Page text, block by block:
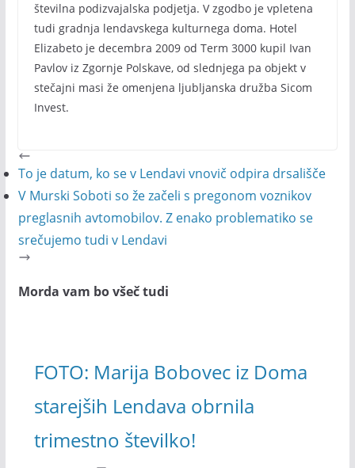
številna podizvajalska podjetja. V zgodbo je vpletena
tudi gradnja lendavskega kulturnega doma. Hotel
Elizabeto je decembra 2009 od Term 3000 kupil Ivan
Pavlov iz Zgornje Polskave, od slednjega pa objekt v
stečajni masi že omenjena ljubljanska družba Sicom
Invest.
To je datum, ko se v Lendavi vnovič odpira drsališče
V Murski Soboti so že začeli s pregonom voznikov
preglasnih avtomobilov. Z enako problematiko se
srečujemo tudi v Lendavi
Morda vam bo všeč tudi
FOTO: Marija Bobovec iz Doma
starejših Lendava obrnila
trimestno številko!